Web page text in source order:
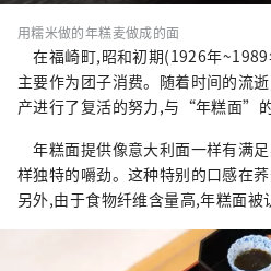
用糯米做的年糕麦做成的面
在福崎町,昭和初期(1926年
主要作为团子消费。随着时间的流
产进行了复活的努力,与“年糕面”的
年糕面提供像意大利面一样有满
样独特的嚼劲。这种特别的口感在
另外,由于食物纤维含量高,年糕面被